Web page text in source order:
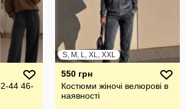
44 46-
S, M, L, XL, XXL
550 грн
Костюми жіночі велюрові в
наявності